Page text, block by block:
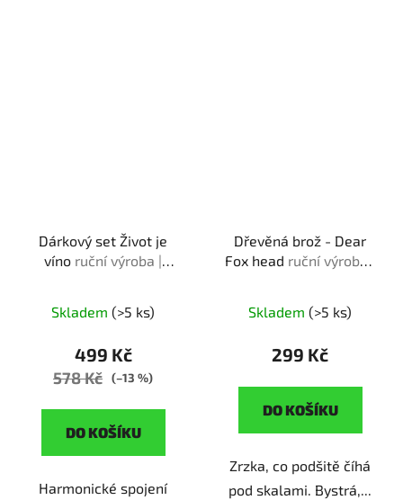
Dárkový set Život je
víno ruční výroba |
Skladem (>5 ks)
499 Kč
578 Kč (–13 %)
DO KOŠÍKU
Harmonické spojení
Dřevěná brož - Dear
Fox head ruční výroba |
Skladem (>5 ks)
299 Kč
DO KOŠÍKU
Zrzka, co podšitě číhá
pod skalami. Bystrá,...